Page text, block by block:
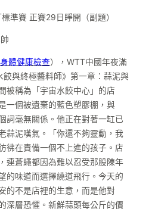
準賽 正賽29日睜開（副題）
體健康檢查），WTT中國年夜滿
與終極醬料師》第一章：蒜泥與
被稱為「宇宙水餃中心」的店
一個被遺棄的藍色塑膠棚，與
詞毫無關係。他正在對著一缸已
蒜泥嘆氣。「你還不夠靈動，我
彿在責備一個不上進的孩子。店
連蒼蠅都因為難以忍受那股陳年
的味道而選擇繞道飛行。今天的
的不是店裡的生意，而是他對
深層恐懼。新鮮蒜頭每公斤的價